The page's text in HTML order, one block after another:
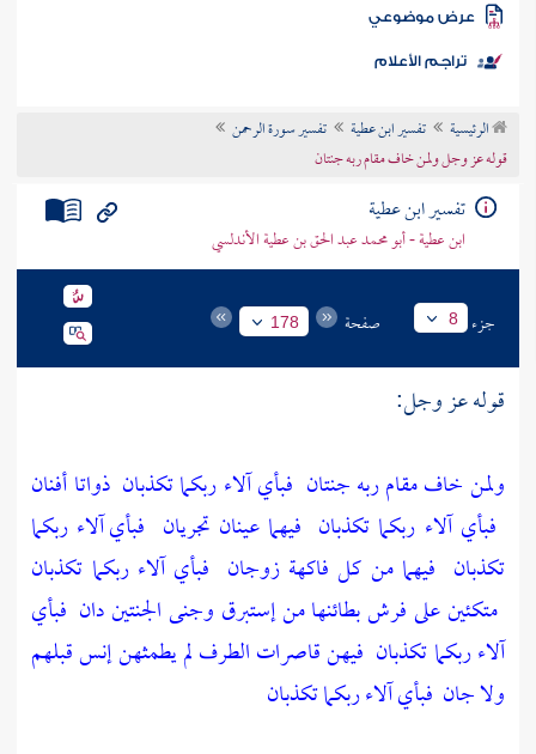
الكتب
موضوعي
تراجم الأعلام
الرئيسية تفسير ابن عطية
تفسير سورة الرحمن
قوله عز وجل ولمن خاف مقام ربه جنتان
تفسير ابن عطية
ابن عطية - أبو محمد عبد الحق بن عطية الأندلسي
جزء 8 صفحة 178
قوله عز وجل:
ولمن خاف مقام ربه جنتان فبأي آلاء ربكما تكذبان ذواتا أفنان
فبأي آلاء ربكما تكذبان فيهما عينان تجريان فبأي آلاء ربكما
تكذبان فيهما من كل فاكهة زوجان فبأي آلاء ربكما تكذبان
متكئين على فرش بطائنها من إستبرق وجنى الجنتين دان فبأي
آلاء ربكما تكذبان فيهن قاصرات الطرف لم يطمثهن إنس قبلهم
ولا جان فبأي آلاء ربكما تكذبان